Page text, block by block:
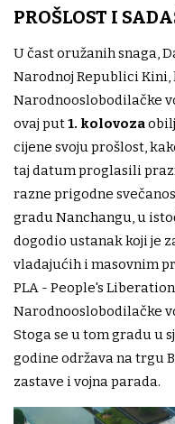
PROŠLOST I
U čast oružanih snaga,
Narodnoj Republici Kini,
Narodnooslobodilačke
ovaj put1. kolovoza
cijene svoju prošlost,
taj datum proglasili
razne prigodne
gradu Nanchangu, u
dogodio ustanak koji je
vladajućih i masovnim
PLA - People's
Narodnooslobodilačke
Stoga se u tom gradu u
godine održava na trgu
zastave i vojna parada.